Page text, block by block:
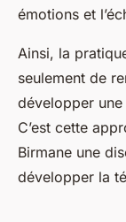
émotions et
Ainsi, la
seulement de
développer
C’est cette
Birmane une
développer la